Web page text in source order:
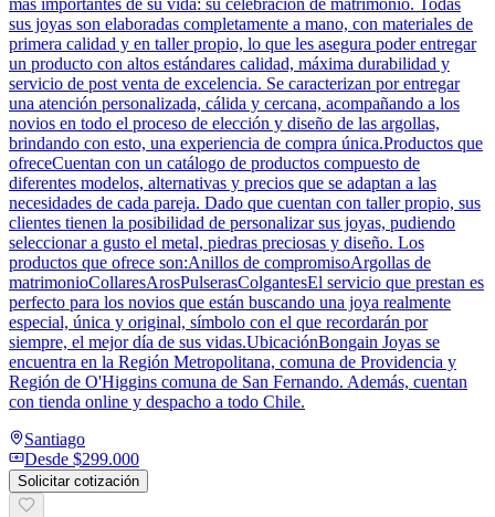
más importantes de su vida: su celebración de matrimonio. Todas
sus joyas son elaboradas completamente a mano, con materiales de
primera calidad y en taller propio, lo que les asegura poder entregar
un producto con altos estándares calidad, máxima durabilidad y
servicio de post venta de excelencia. Se caracterizan por entregar
una atención personalizada, cálida y cercana, acompañando a los
novios en todo el proceso de elección y diseño de las argollas,
brindando con esto, una experiencia de compra única.Productos que
ofreceCuentan con un catálogo de productos compuesto de
diferentes modelos, alternativas y precios que se adaptan a las
necesidades de cada pareja. Dado que cuentan con taller propio, sus
clientes tienen la posibilidad de personalizar sus joyas, pudiendo
seleccionar a gusto el metal, piedras preciosas y diseño. Los
productos que ofrece son:Anillos de compromisoArgollas de
matrimonioCollaresArosPulserasColgantesEl servicio que prestan es
perfecto para los novios que están buscando una joya realmente
especial, única y original, símbolo con el que recordarán por
siempre, el mejor día de sus vidas.UbicaciónBongain Joyas se
encuentra en la Región Metropolitana, comuna de Providencia y
Región de O'Higgins comuna de San Fernando. Además, cuentan
con tienda online y despacho a todo Chile.
Santiago
Desde $299.000
Solicitar cotización